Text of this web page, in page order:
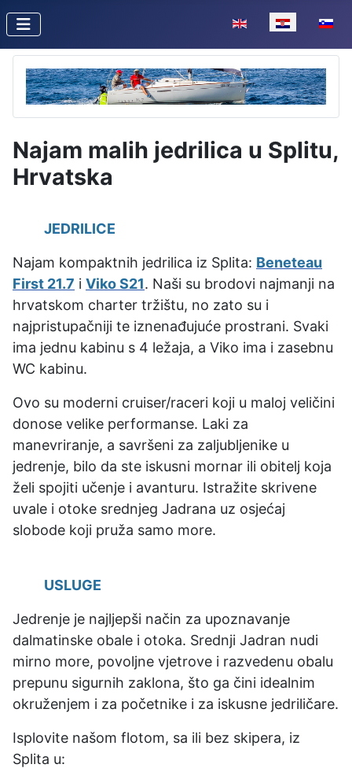
Odaberite svoj jezik
Najam malih jedrilica u Splitu,
Hrvatska
JEDRILICE
Najam kompaktnih jedrilica iz Splita: Beneteau
First 21.7 i Viko S21. Naši su brodovi najmanji na
hrvatskom charter tržištu, no zato su i
najpristupačniji te iznenađujuće prostrani. Svaki
ima jednu kabinu s 4 ležaja, a Viko ima i zasebnu
WC kabinu.
Ovo su moderni cruiser/raceri koji u maloj veličini
donose velike performanse. Laki za
manevriranje, a savršeni za zaljubljenike u
jedrenje, bilo da ste iskusni mornar ili obitelj koja
želi spojiti učenje i avanturu. Istražite skrivene
uvale i otoke srednjeg Jadrana uz osjećaj
slobode koji pruža samo more.
USLUGE
Jedrenje je najljepši način za upoznavanje
dalmatinske obale i otoka. Srednji Jadran nudi
mirno more, povoljne vjetrove i razvedenu obalu
prepunu sigurnih zaklona, što ga čini idealnim
okruženjem i za početnike i za iskusne jedriličare.
Isplovite našom flotom, sa ili bez skipera, iz
Splita u: